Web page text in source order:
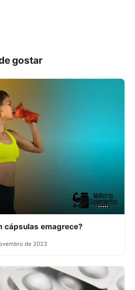
gostar
cápsulas emagrece?
de 2023